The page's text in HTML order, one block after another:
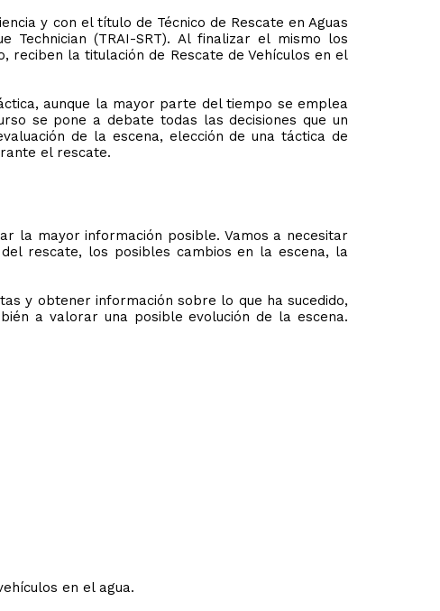
y con el título de Técnico de Rescate en Aguas
Technician (TRAI-SRT). Al finalizar el mismo los
reciben la titulación de Rescate de Vehículos en el
aunque la mayor parte del tiempo se emplea
se pone a debate todas las decisiones que un
de la escena, elección de una táctica de
el rescate.
la mayor información posible. Vamos a necesitar
rescate, los posibles cambios en la escena, la
y obtener información sobre lo que ha sucedido,
a valorar una posible evolución de la escena.
en el agua.